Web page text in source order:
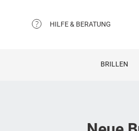
HILFE & BERATUNG
BRILLEN